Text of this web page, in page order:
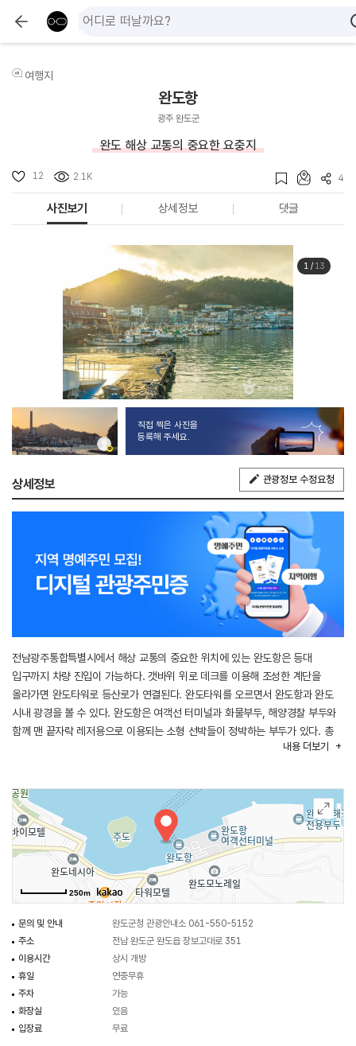
여행지
완도항
광주 완도군
완도 해상 교통의 중요한 요충지
12 2.1K 4
사진보기 상세정보 댓글
1/ 13
직접 찍은 사진을
등록해 주세요.
상세정보 관광정보 수정요청
전남광주통합특별시에서 해상 교통의 중요한 위치에 있는 완도항은 등대
입구까지 차량 진입이 가능하다. 갯바위 위로 데크를 이용해 조성한 계단을
올라가면 완도타워로 등산로가 연결된다. 완도타워를 오르면서 완도항과 완도
시내 광경을 볼 수 있다. 완도항은 여객선 터미널과 화물부두, 해양경찰 부두와
함께 맨 끝자락 레저용으로 이용되는 소형 선박들이 정박하는 부두가 있다. 총
3개의 등대가 설치된 완도항의 등대가 레저용 선박이 정박하는 부두 방파제에
내용 더보기
250m
문의 및 안내
완도군청 관광안내소 061-550-5152
주소
전남 완도군 완도읍 장보고대로 351
이용시간
상시 개방
휴일
연중무휴
주차
가능
화장실
있음
입장료
무료